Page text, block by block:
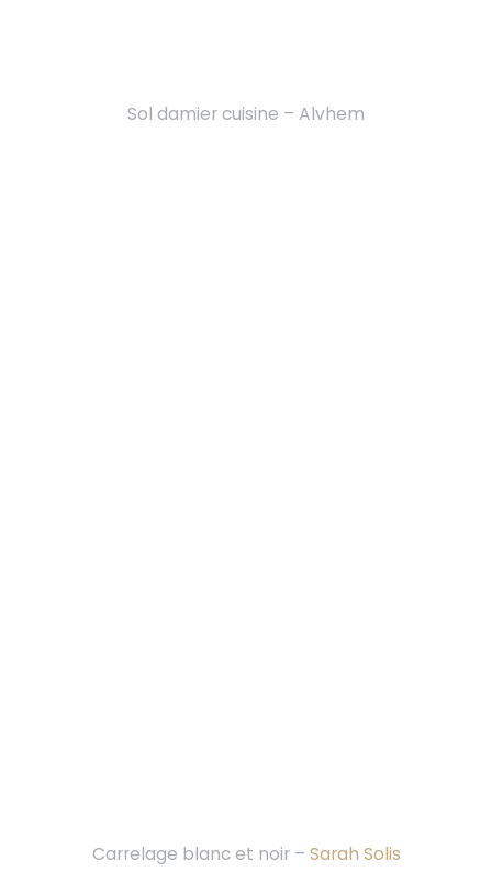
Sol damier cuisine – Alvhem
Carrelage blanc et noir – Sarah Solis